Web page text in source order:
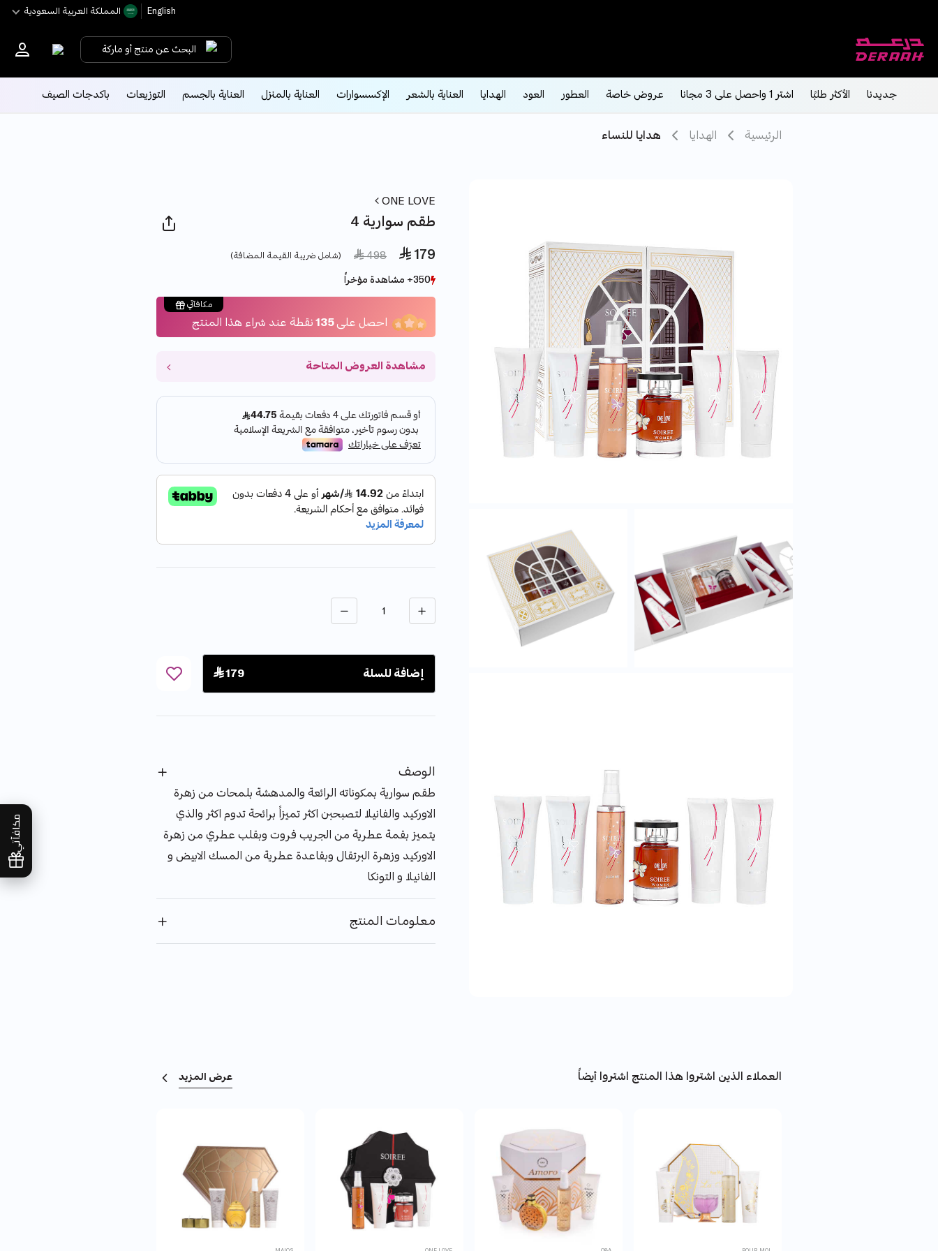
English اﻟﻤﻤﻠﻜﺔ اﻟﻌﺮﺑﻴﺔ اﻟﺴﻌﻮدﻳﺔ
البحث عن منتج أو ماركة
جديدنا الأكثر طلبًا اشتر 1 واحصل على 3 مجانا عروض خاصة العطور العود الهدايا العناية بالشعر الإكسسوارات العناية بالمنزل العناية بالجسم التوزيعات باكدجات الصيف
مكافآتي
الرئيسية الهدايا هدايا للنساء
ONE LOVE
طقم سوارية 4
 179
Price reduced from
 498
to (شامل ضريبة القيمة المضافة)
350+ مشاهدة مؤخراً
86+ بيع مؤخراً
350+ مشاهدة مؤخراً
86+ بيع مؤخراً
مكافآتي
احصل على135نقطة عند شراء هذا المنتج
مشاهدة العروض المتاحة
الكمية
إضافة للسلة  179
الوصف
طقم سوارية بمكوناته الرائعة والمدهشة بلمحات من زهرة
الاوركيد والفانيلا لتصبحبن اكثر تميزاً برائحة تدوم اكثر والذي
يتميز بقمة عطرية من الجريب فروت وبقلب عطري من زهرة
الاوركيد وزهرة البرتقال وبقاعدة عطرية من المسك الابيض و
الفانيلا و التونكا
معلومات المنتج
العملاء الذين اشتروا هذا المنتج اشتروا أيضاً عرض المزيد